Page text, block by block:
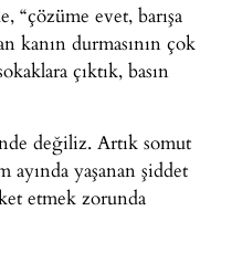
evet, barışa
kanın durmasının çok
çıktık, basın
değiliz. Artık somut
ayında yaşanan şiddet
etmek zorunda